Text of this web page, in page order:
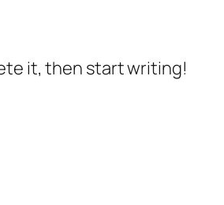
it, then start writing!